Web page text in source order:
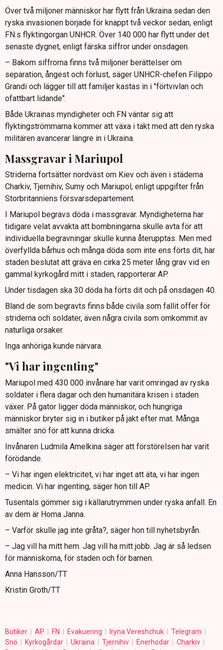
Över två miljoner människor har flytt från Ukraina sedan den
ryska invasionen började för knappt två veckor sedan, enligt
FN:s flyktingorgan UNHCR. Över 140 000 har flytt under det
senaste dygnet, enligt färska siffror under onsdagen.
– Bakom siffrorna finns två miljoner berättelser om
separation, ångest och förlust, säger UNHCR-chefen Filippo
Grandi och lägger till att familjer kastas in i "förtvivlan och
ofattbart lidande".
Både Ukrainas myndigheter och FN väntar sig att
flyktingströmmarna kommer att växa i takt med att den ryska
militären avancerar längre in i Ukraina.
Massgravar i Mariupol
Striderna fortsätter nordväst om Kiev och även i städerna
Charkiv, Tjernihiv, Sumy och Mariupol, enligt uppgifter från
Storbritanniens försvarsdepartement.
I Mariupol begravs döda i massgravar. Myndigheterna har
tidigare velat avvakta att bombningarna skulle avta för att
individuella begravningar skulle kunna återupptas. Men med
överfyllda bårhus och många döda som inte ens förts dit, har
staden beslutat att gräva en cirka 25 meter lång grav vid en
gammal kyrkogård mitt i staden, rapporterar AP.
Under tisdagen ska 30 döda ha förts dit och på onsdagen 40.
Bland de som begravts finns både civila som fallit offer för
striderna och soldater, även några civila som omkommit av
naturliga orsaker.
Inga anhöriga kunde närvara.
"Vi har ingenting"
Mariupol med 430 000 invånare har varit omringad av ryska
soldater i flera dagar och den humanitära krisen i staden
växer. På gator ligger döda människor, och hungriga
människor bryter sig in i butiker på jakt efter mat. Många
smälter snö för att kunna dricka.
Invånaren Ludmila Amelkina säger att förstörelsen har varit
förödande.
– Vi har ingen elektricitet, vi har inget att äta, vi har ingen
medicin. Vi har ingenting, säger hon till AP.
Tusentals gömmer sig i källarutrymmen under ryska anfall. En
av dem är Homa Janna.
– Varför skulle jag inte gråta?, säger hon till nyhetsbyrån.
– Jag vill ha mitt hem. Jag vill ha mitt jobb. Jag är så ledsen
för människorna, för staden och för barnen.
Anna Hansson/TT
Kristin Groth/TT
Butiker AP FN Evakuering Iryna Vereshchuk
Telegram
Snö
Kyrkogårdar Ukraina Tjernihiv Enerhodar
Charkiv